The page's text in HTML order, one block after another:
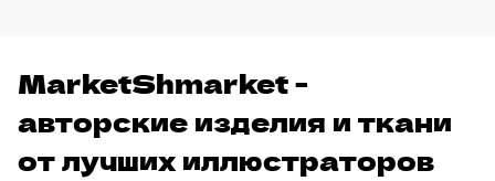
MarketShmarket -
авторские изделия и ткани
от лучших иллюстраторов